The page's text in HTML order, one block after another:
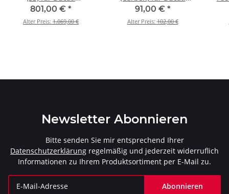
Scrambler Urban
Motard/Nightshift/Icon/Icon
801,00 € *
Alter Preis: 1.069,00 €
Scrambler Urban
Motard/Nightshift/Icon/Icon
91,00 € *
Alter Preis:102,00 €
Newsletter Abonnieren
Bitte senden Sie mir entsprechend Ihrer
Datenschutzerklärung regelmäßig und jederzeit widerruflich
Informationen zu Ihrem Produktsortiment per E-Mail zu.
Abonnieren